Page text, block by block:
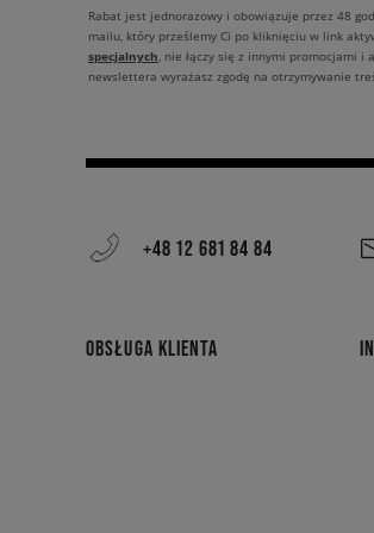
Rabat jest jednorazowy i obowiązuje przez 48
mailu, który prześlemy Ci po kliknięciu w link
specjalnych, nie łączy się z innymi promocjami i
newslettera wyrażasz zgodę na otrzymywanie
+48 12 681 84 84
OBSŁUGA KLIENTA